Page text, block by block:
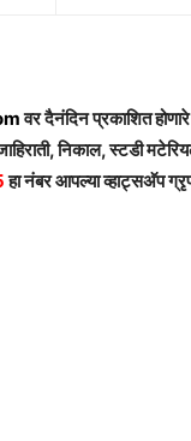
वर दैनंदिन प्रकाशित
निकाल, स्टडी
हा नंबर आपल्या व्हाट्सअ‍ॅप